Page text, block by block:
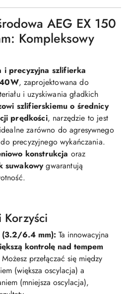
AEG EX 150
Kompleksowy
i precyzyjna szlifierka
, zaprojektowana do
i uzyskiwania gładkich
szlifierskiemu o średnicy
prędkości, narzędzie to jest
zarówno do agresywnego
precyzyjnego wykańczania.
konstrukcja oraz
suwakowygwarantują
Korzyści
(3.2/6.4 mm): Ta innowacyjna
kontrolę nad tempem
przełączać się między
(większa oscylacja) a
(mniejsza oscylacja),